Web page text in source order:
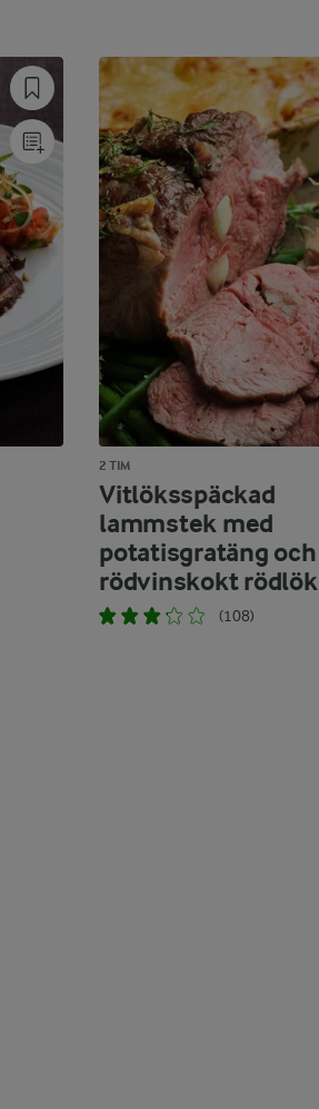
2 TIM
Vitlöksspäckad
lammstek med
potatisgratäng och
rödvinskokt rödlök
(108)